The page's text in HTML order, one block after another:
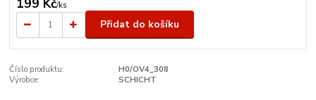
/ks
Přidat do košíku
Číslo produktu:
H0/OV4_308
Výrobce:
SCHICHT